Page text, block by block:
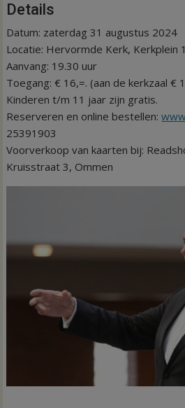
Details
Datum: zaterdag 31 augustus 2024
Locatie: Hervormde Kerk, Kerkplein
Aanvang: 19.30 uur
Toegang: € 16,=. (aan de kerkzaal €
Kinderen t/m 11 jaar zijn gratis.
Reserveren en online bestellen:
25391903
Voorverkoop van kaarten bij:
Kruisstraat 3, Ommen